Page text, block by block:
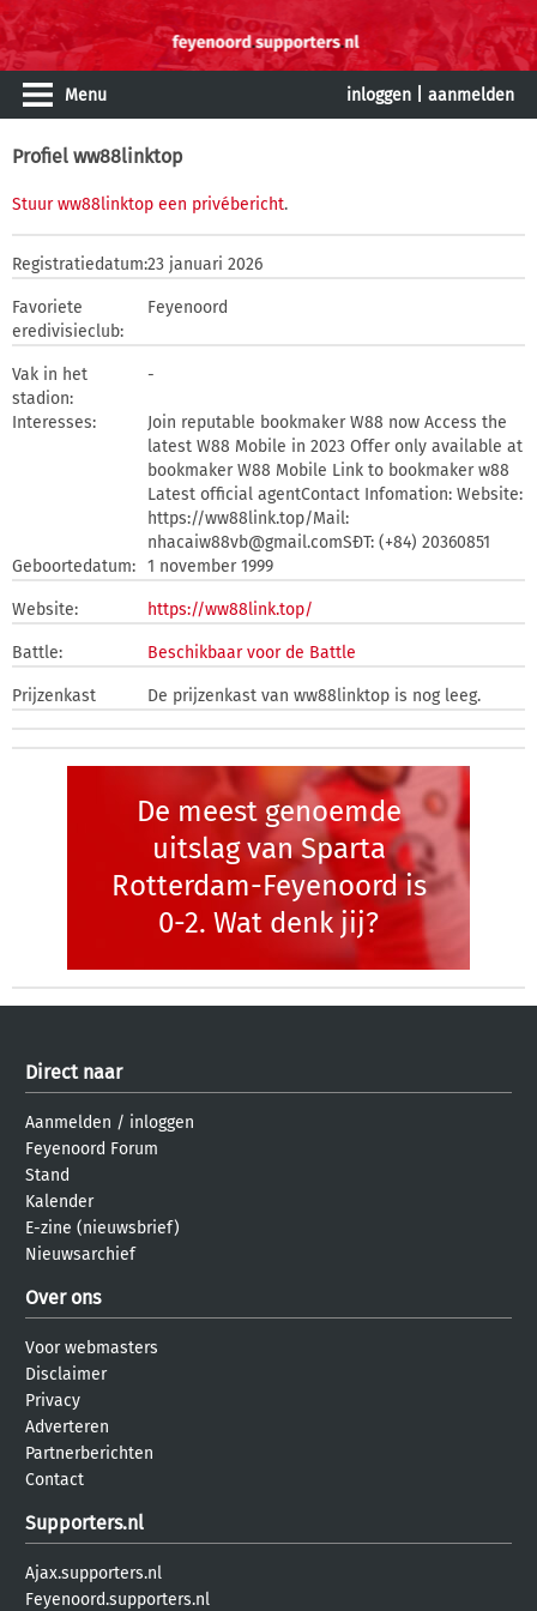
Menu inloggen aanmelden
Profiel ww88linktop
Stuur ww88linktop een privébericht.
Registratiedatum:23 januari 2026
Favoriete
eredivisieclub:
Feyenoord
Vak in het
stadion:
-
Interesses:
Join reputable bookmaker W88 now Access the
latest W88 Mobile in 2023 Offer only available at
bookmaker W88 Mobile Link to bookmaker w88
Latest official agentContact Infomation: Website:
https://ww88link.top/Mail:
nhacaiw88vb@gmail.comSĐT: (+84) 20360851
Geboortedatum: 1 november 1999
Website: https://ww88link.top/
Battle: Beschikbaar voor de Battle
Prijzenkast De prijzenkast van ww88linktop is nog leeg.
De meest genoemde
uitslag van Sparta
Rotterdam-Feyenoord is
0-2. Wat denk jij?
Direct naar
Aanmelden / inloggen
Feyenoord Forum
Stand
Kalender
E-zine (nieuwsbrief)
Nieuwsarchief
Over ons
Voor webmasters
Disclaimer
Privacy
Adverteren
Partnerberichten
Contact
Supporters.nl
Ajax.supporters.nl
Feyenoord.supporters.nl